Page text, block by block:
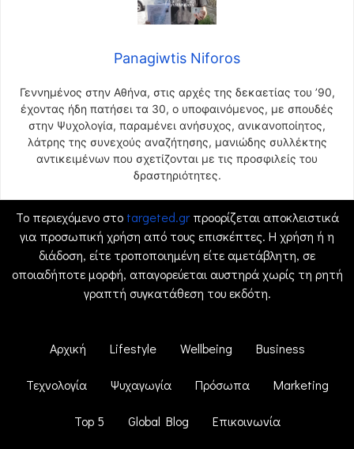
Panagiwtis Niforos
Γεννημένος στην Αθήνα, στις αρχές της δεκαετίας του ’90,
έχοντας ήδη πατήσει τα 30, ο υποφαινόμενος, με σπουδές
στην Ψυχολογία, παραμένει ανήσυχος, ανικανοποίητος,
λάτρης της συνεχούς αναζήτησης, μανιώδης συλλέκτης
αντικειμένων που σχετίζονται με τις προσφιλείς του
δραστηριότητες.
Το περιεχόμενο στο targeted.grπροορίζεται αποκλειστικά
για προσωπική χρήση από τους επισκέπτες. Η χρήση ή η
διάδοση, είτε τροποποιημένη είτε αμετάβλητη, σε
οποιαδήποτε μορφή, απαγορεύεται αυστηρά χωρίς τη ρητή
γραπτή συγκατάθεση του εκδότη.
Αρχική Lifestyle Wellbeing Business
Τεχνολογία Ψυχαγωγία Πρόσωπα Marketing
Top 5 Global Blog Επικοινωνία